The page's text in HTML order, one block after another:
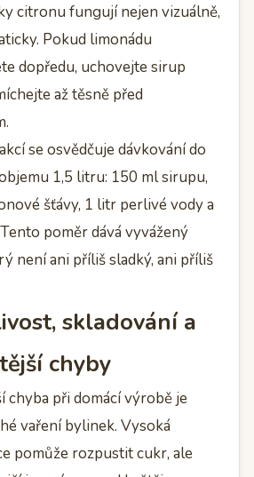
citronu fungují nejen vizuálně,
Pokud limonádu
dopředu, uchovejte sirup
až těsně před
se osvědčuje dávkování do
1,5 litru: 150 ml sirupu,
šťávy, 1 litr perlivé vody a
poměr dává vyvážený
není ani příliš sladký, ani příliš
skladování a
chyby
chyba při domácí výrobě je
vaření bylinek. Vysoká
pomůže rozpustit cukr, ale